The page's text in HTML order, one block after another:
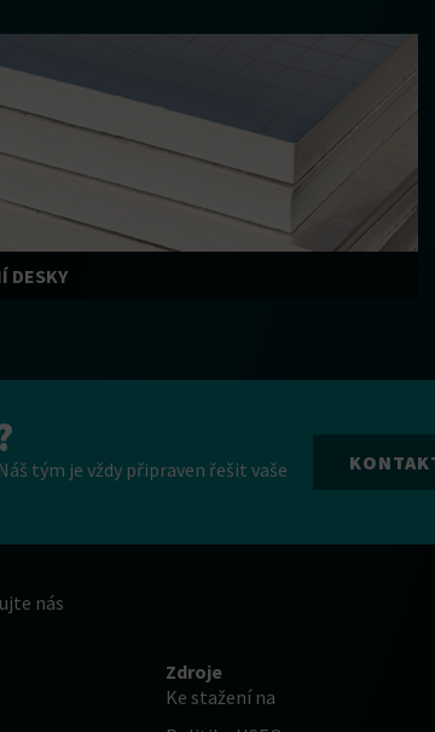
DESKY
tým je vždy připraven řešit vaše
nás
Zdroje
Ke stažení na